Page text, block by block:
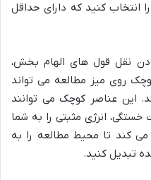
انتخاب کنید که دارای حداقل
نقل قول های الهام بخش،
روی میز مطالعه می تواند
این عناصر کوچک می توانند
انرژی مثبتی را به شما
کند تا محیط مطالعه را به
تبدیل کنید.